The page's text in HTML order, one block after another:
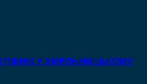
У ХМЕЛЬНИЦЬКОМУ